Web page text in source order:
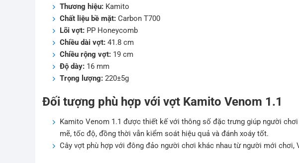
Thương hiệu: Kamito
Chất liệu bề mặt: Carbon T700
Lõi vợt: PP Honeycomb
Chiều dài vợt: 41.8 cm
Chiều rộng vợt: 19 cm
Độ dày: 16 mm
Trọng lượng: 220±5g
Đối tượng phù hợp với vợt Kamito Venom 1.1
Kamito Venom 1.1 được thiết kế với thông số đặc trưng giúp người
mẽ, tốc độ, đồng thời vẫn kiểm soát hiệu quả và đánh xoáy tốt.
Cây vợt phù hợp với đông đảo người chơi khác nhau từ người mới chơi,